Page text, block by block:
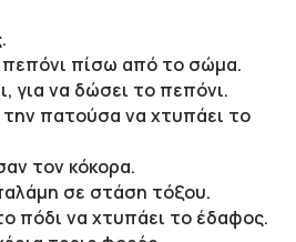
πίσω από το σώμα.
για να δώσει το πεπόνι.
την πατούσα να χτυπάει το
τον κόκορα.
σε στάση τόξου.
πόδι να χτυπάει το έδαφος.